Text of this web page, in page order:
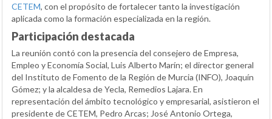
CETEM, con el propósito de fortalecer tanto la investigación
aplicada como la formación especializada en la región.
Participación destacada
La reunión contó con la presencia del consejero de Empresa,
Empleo y Economía Social, Luis Alberto Marín; el director general
del Instituto de Fomento de la Región de Murcia (INFO), Joaquín
Gómez; y la alcaldesa de Yecla, Remedios Lajara. En
representación del ámbito tecnológico y empresarial, asistieron el
presidente de CETEM, Pedro Arcas; José Antonio Ortega,